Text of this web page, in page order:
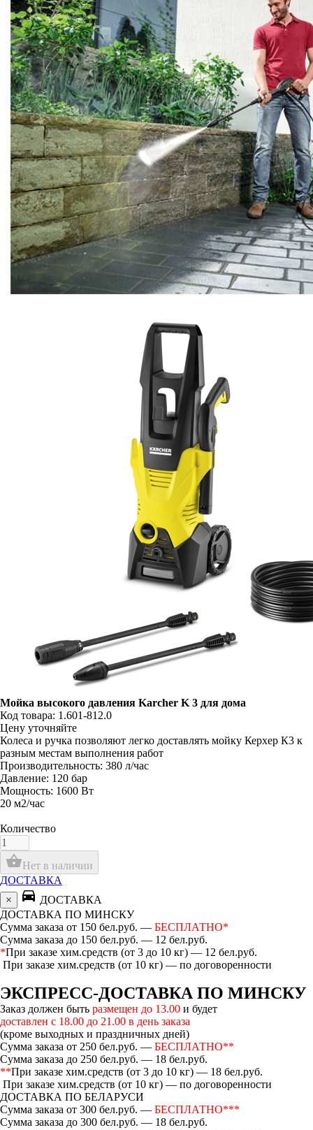
Мойка высокого давления Karcher K 3 для дома
Код товара: 1.601-812.0
Цену уточняйте
Колеса и ручка позволяют легко доставлять мойку Керхер К3 к
разным местам выполнения работ
Производительность: 380 л/час
Давление: 120 бар
Мощность: 1600 Вт
20 м2/час
Количество
shopping_basketНет в наличии
ДОСТАВКА
×
directions_car ДОСТАВКА
ДОСТАВКА ПО МИНСКУ
Сумма заказа от 150 бел.руб. — БЕСПЛАТНО*
Сумма заказа до 150 бел.руб. — 12 бел.руб.
*При заказе хим.средств (от 3 до 10 кг) — 12 бел.руб.
При заказе хим.средств (от 10 кг) — по договоренности
ЭКСПРЕСС-ДОСТАВКА ПО МИНСКУ
Заказ должен быть размещен до 13.00 и будет
доставлен с 18.00 до 21.00 в день заказа
(кроме выходных и праздничных дней)
Сумма заказа от 250 бел.руб. — БЕСПЛАТНО**
Сумма заказа до 250 бел.руб. — 18 бел.руб.
**При заказе хим.средств (от 3 до 10 кг) — 18 бел.руб.
При заказе хим.средств (от 10 кг) — по договоренности
ДОСТАВКА ПО БЕЛАРУСИ
Сумма заказа от 300 бел.руб. — БЕСПЛАТНО***
Сумма заказа до 300 бел.руб. — 18 бел.руб.